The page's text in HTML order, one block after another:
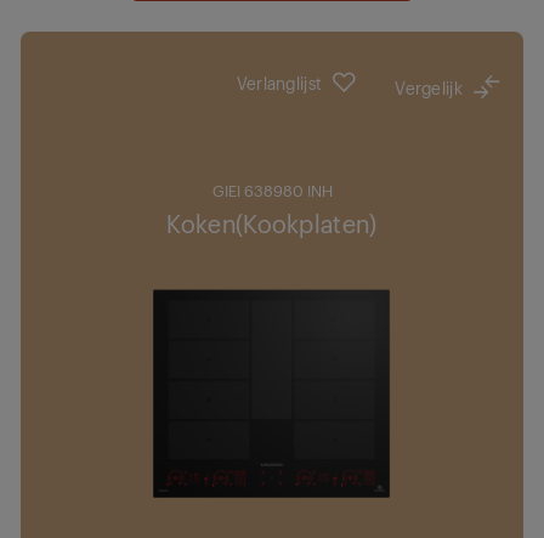
Verlanglijst Vergelijk
GIEI 638980 INH
Koken(Kookplaten)